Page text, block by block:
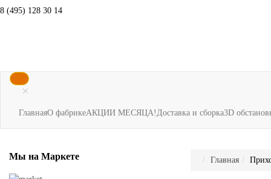
8 (495) 128 30 14
×
ГлавнаяО фабрикеАКЦИИ МЕСЯЦА!Доставка и сборка3D
Главная
Мы на Маркете